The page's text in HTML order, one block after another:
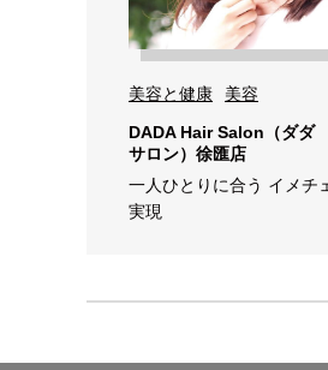
美容と健康
美容
DADA Hair Salon（ダダ
サロン）徐匯店
一人ひとりに合う イメチ
実現